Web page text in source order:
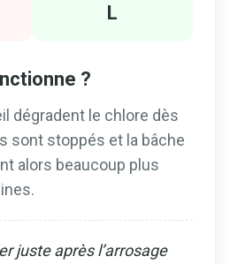
L
?
dégradent le chlore dès
sont stoppés et la bâche
alors beaucoup plus
juste après l’arrosage